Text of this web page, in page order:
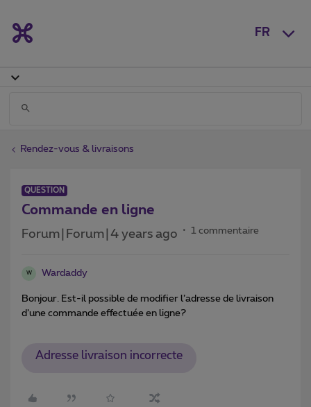
FR
Rendez-vous & livraisons
QUESTION
Commande en ligne
Forum|Forum|4 years ago 1 commentaire
W Wardaddy
Bonjour. Est-il possible de modifier l’adresse de livraison
d’une commande effectuée en ligne?
Adresse livraison incorrecte